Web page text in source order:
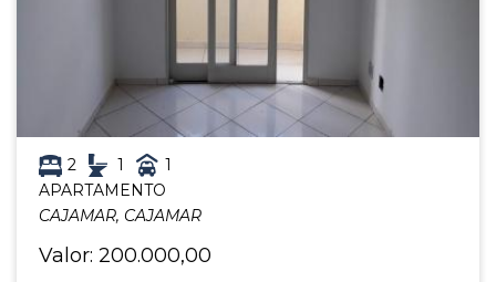
2 1
1
APARTAMENTO
CAJAMAR, CAJAMAR
Valor: 200.000,00